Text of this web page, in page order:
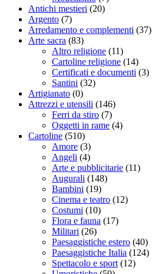
Antichi mestieri (20)
Argento (7)
Arredamento e complementi (37)
Arte sacra (83)
Altro religione (11)
Cartoline religione (14)
Certificati e documenti (3)
Santini (32)
Artigianato (0)
Attrezzi e utensili (146)
Ferri da stiro (7)
Oggetti in rame (4)
Cartoline (510)
Amore (3)
Angeli (4)
Arte e pubblicitarie (11)
Augurali (148)
Bambini (19)
Cinema e teatro (12)
Costumi (10)
Flora e fauna (17)
Militari (26)
Paesaggistiche estero (40)
Paesaggistiche Italia (124)
Spettacolo e sport (12)